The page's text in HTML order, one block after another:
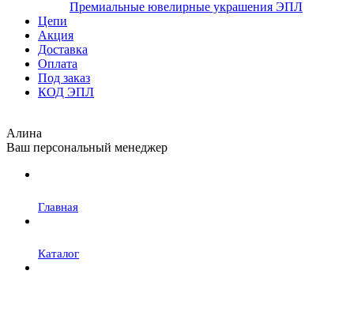
Премиальные ювелирные украшения ЭПЛ
Цепи
Акция
Доставка
Оплата
Под заказ
КОД ЭПЛ
Алина
Ваш персональный менеджер
Главная
Каталог